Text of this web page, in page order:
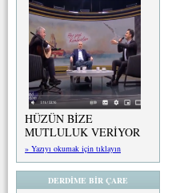
HÜZÜN BİZE
MUTLULUK VERİYOR
» Yazıyı okumak için tıklayın
DERDİME BİR ÇARE